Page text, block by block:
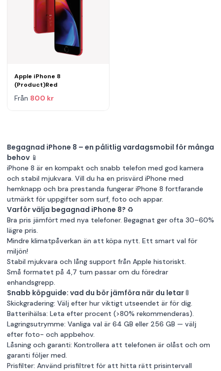
Apple iPhone 8
(Product)Red
Från 800 kr
Begagnad iPhone 8 – en pålitlig vardagsmobil för många
behov 📱
iPhone 8 är en kompakt och snabb telefon med god kamera
och stabil mjukvara. Vill du ha en prisvärd iPhone med
hemknapp och bra prestanda fungerar iPhone 8 fortfarande
utmärkt för uppgifter som surf, foto och appar.
Varför välja begagnad iPhone 8? ♻️
Bra pris jämfört med nya telefoner. Begagnat ger ofta 30–60%
lägre pris.
Mind­re klimatpåverkan än att köpa nytt. Ett smart val för
miljön!
Stabil mjukvara och lång support från Apple historiskt.
Små formatet på 4,7 tum passar om du föredrar
enhandsgrepp.
Snabb köpguide: vad du bör jämföra när du letar 🚦
Skickgradering: Välj efter hur viktigt utseendet är för dig.
Batterihälsa: Leta efter procent (>80% rekommenderas).
Lagringsutrymme: Vanliga val är 64 GB eller 256 GB — välj
efter foto- och appbehov.
Låsning och garanti: Kontrollera att telefonen är olåst och om
garanti följer med.
Prisfilter: Använd prisfiltret för att hitta rätt prisintervall